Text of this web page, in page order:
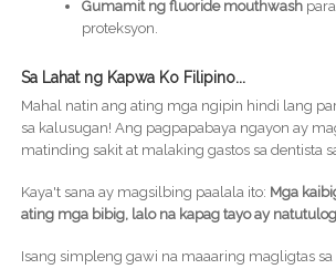
Gumamit ng fluoride mouthwash
proteksyon.
Sa Lahat ng Kapwa Ko Filipino...
Mahal natin ang ating mga ngipin hindi lang
sa kalusugan! Ang pagpapabaya ngayon ay
matinding sakit at malaking gastos sa dentista
Kaya't sana ay magsilbing paalala ito: Mga
ating mga bibig, lalo na kapag tayo ay
Isang simpleng gawi na maaaring magligtas